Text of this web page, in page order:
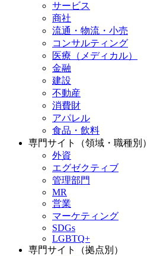
サービス
商社
流通・物流・小売
コンサルティング
医療（メディカル）
金融
建設
不動産
消費財
アパレル
食品・飲料
専門サイト（領域・職種別）
外資
エグゼクティブ
管理部門
MR
営業
マーケティング
SDGs
LGBTQ+
専門サイト（拠点別）